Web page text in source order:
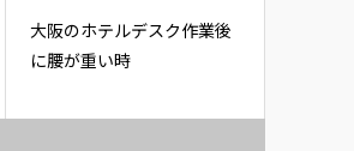
大阪のホテルデスク作業後
に腰が重い時